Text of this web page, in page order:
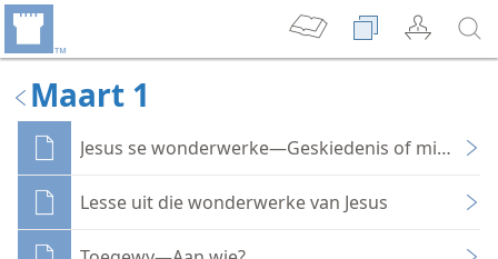
Maart 1
Jesus se wonderwerke—Geskiedenis of mite?
Lesse uit die wonderwerke van Jesus